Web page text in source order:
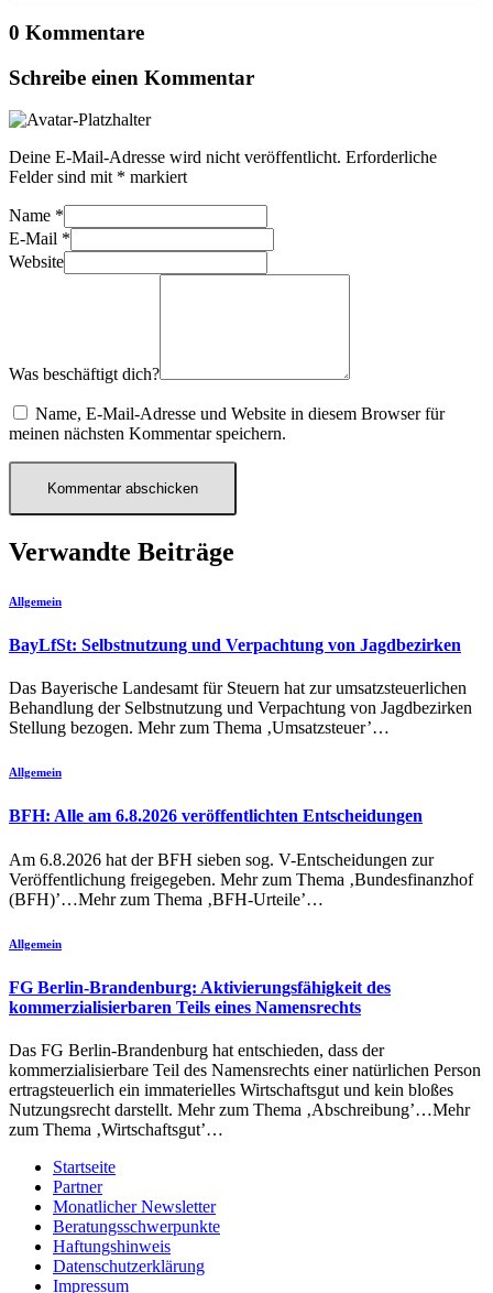
0 Kommentare
Schreibe einen Kommentar
Deine E-Mail-Adresse wird nicht veröffentlicht. Erforderliche
Felder sind mit * markiert
Name *
E-Mail *
Website
Was beschäftigt dich?
Name, E-Mail-Adresse und Website in diesem Browser für
meinen nächsten Kommentar speichern.
Verwandte Beiträge
Allgemein
BayLfSt: Selbstnutzung und Verpachtung von Jagdbezirken
Das Bayerische Landesamt für Steuern hat zur umsatzsteuerlichen
Behandlung der Selbstnutzung und Verpachtung von Jagdbezirken
Stellung bezogen. Mehr zum Thema ‚Umsatzsteuer’…
Allgemein
BFH: Alle am 6.8.2026 veröffentlichten Entscheidungen
Am 6.8.2026 hat der BFH sieben sog. V-Entscheidungen zur
Veröffentlichung freigegeben. Mehr zum Thema ‚Bundesfinanzhof
(BFH)’…Mehr zum Thema ‚BFH-Urteile’…
Allgemein
FG Berlin-Brandenburg: Aktivierungsfähigkeit des
kommerzialisierbaren Teils eines Namensrechts
Das FG Berlin-Brandenburg hat entschieden, dass der
kommerzialisierbare Teil des Namensrechts einer natürlichen Person
ertragsteuerlich ein immaterielles Wirtschaftsgut und kein bloßes
Nutzungsrecht darstellt. Mehr zum Thema ‚Abschreibung’…Mehr
zum Thema ‚Wirtschaftsgut’…
Startseite
Partner
Monatlicher Newsletter
Beratungsschwerpunkte
Haftungshinweis
Datenschutzerklärung
Impressum